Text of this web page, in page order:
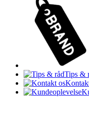
Tips &